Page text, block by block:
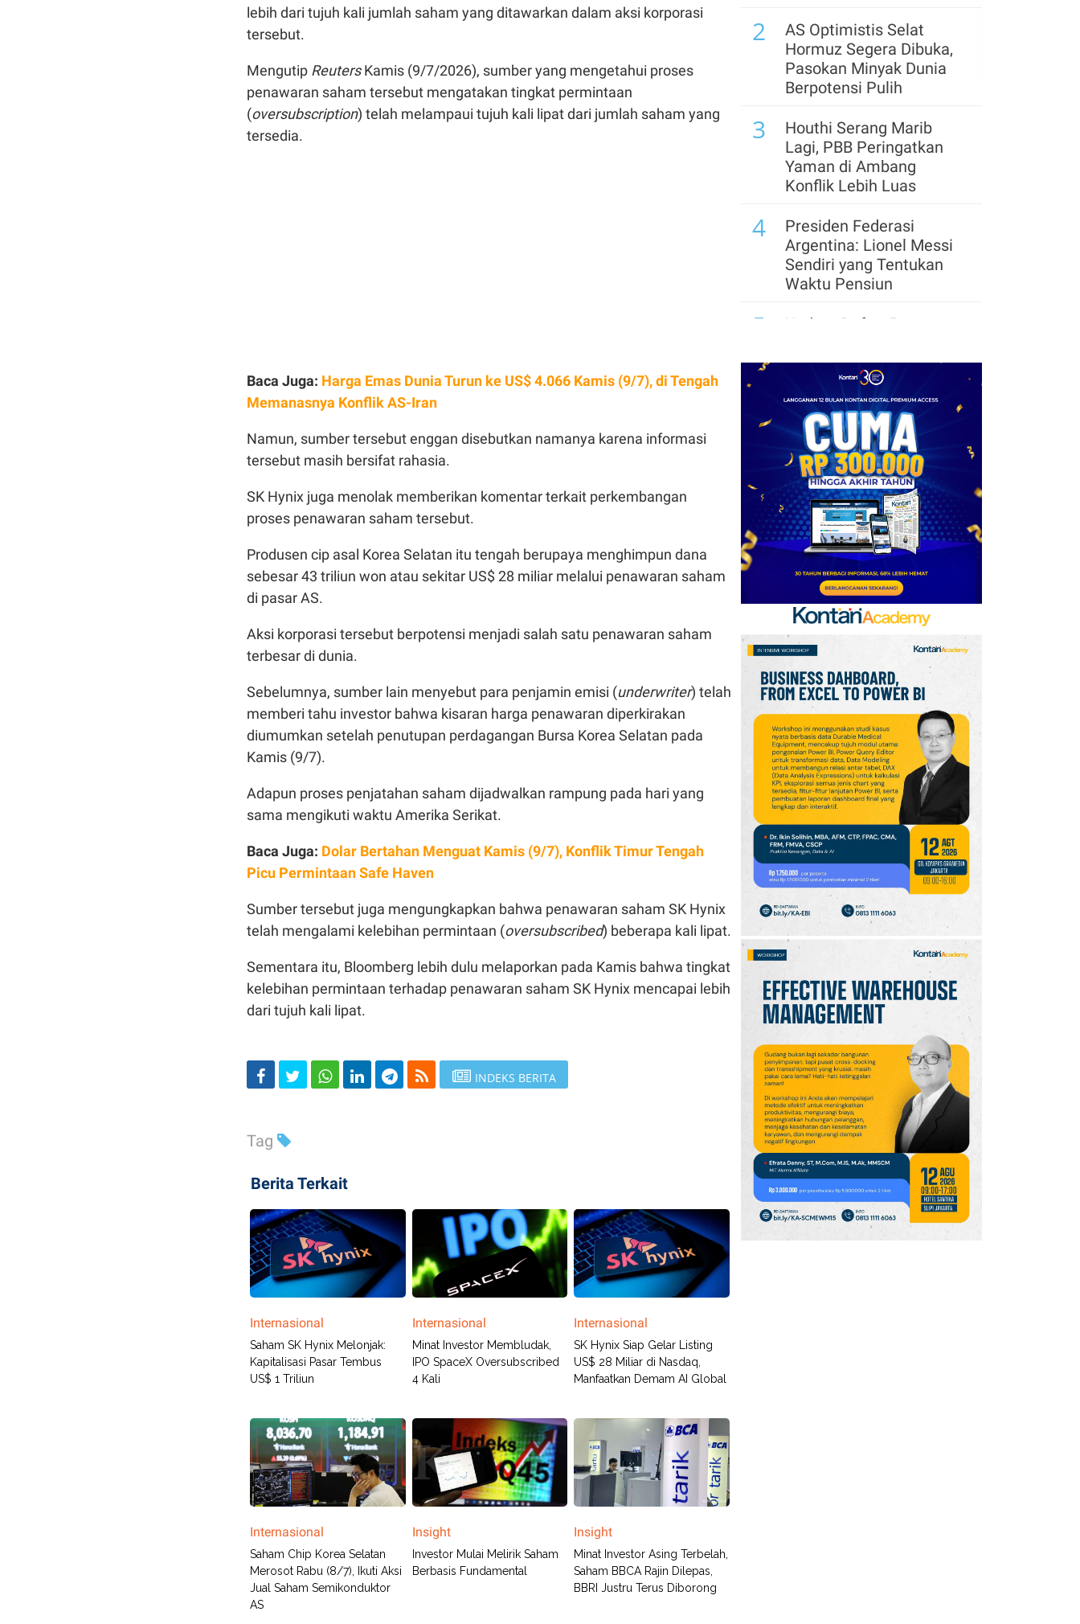
lebih dari tujuh kali jumlah saham yang ditawarkan dalam aksi korporasi
tersebut.
Mengutip ReutersKamis (9/7/2026), sumber yang mengetahui proses
penawaran saham tersebut mengatakan tingkat permintaan
(oversubscription) telah melampaui tujuh kali lipat dari jumlah saham yang
tersedia.
Baca Juga: Harga Emas Dunia Turun ke US$ 4.066 Kamis (9/7), di Tengah
Memanasnya Konflik AS-Iran
Namun, sumber tersebut enggan disebutkan namanya karena informasi
tersebut masih bersifat rahasia.
SK Hynix juga menolak memberikan komentar terkait perkembangan
proses penawaran saham tersebut.
Produsen cip asal Korea Selatan itu tengah berupaya menghimpun dana
sebesar 43 triliun won atau sekitar US$ 28 miliar melalui penawaran saham
di pasar AS.
Aksi korporasi tersebut berpotensi menjadi salah satu penawaran saham
terbesar di dunia.
Sebelumnya, sumber lain menyebut para penjamin emisi (underwriter) telah
memberi tahu investor bahwa kisaran harga penawaran diperkirakan
diumumkan setelah penutupan perdagangan Bursa Korea Selatan pada
Kamis (9/7).
Adapun proses penjatahan saham dijadwalkan rampung pada hari yang
sama mengikuti waktu Amerika Serikat.
Baca Juga: Dolar Bertahan Menguat Kamis (9/7), Konflik Timur Tengah
Picu Permintaan Safe Haven
Sumber tersebut juga mengungkapkan bahwa penawaran saham SK Hynix
telah mengalami kelebihan permintaan (oversubscribed) beberapa kali lipat.
Sementara itu, Bloomberg lebih dulu melaporkan pada Kamis bahwa tingkat
kelebihan permintaan terhadap penawaran saham SK Hynix mencapai lebih
dari tujuh kali lipat.
INDEKS BERITA
Tag
Berita Terkait
Internasional
Saham SK Hynix Melonjak:
Kapitalisasi Pasar Tembus
US$ 1 Triliun
Internasional
Minat Investor Membludak,
IPO SpaceX Oversubscribed
4 Kali
Internasional
SK Hynix Siap Gelar Listing
US$ 28 Miliar di Nasdaq,
Manfaatkan Demam AI Global
Internasional
Saham Chip Korea Selatan
Merosot Rabu (8/7), Ikuti Aksi
Jual Saham Semikonduktor
AS
Insight
Investor Mulai Melirik Saham
Berbasis Fundamental
Insight
Minat Investor Asing Terbelah,
Saham BBCA Rajin Dilepas,
BBRI Justru Terus Diborong
2
AS Optimistis Selat
Hormuz Segera Dibuka,
Pasokan Minyak Dunia
Berpotensi Pulih
3
Houthi Serang Marib
Lagi, PBB Peringatkan
Yaman di Ambang
Konflik Lebih Luas
4
Presiden Federasi
Argentina: Lionel Messi
Sendiri yang Tentukan
Waktu Pensiun
5
Update Daftar Paspor
Singapura Masih yang
6
Pemerintah Trump
Siapkan US$ 3 Miliar
untuk Proyek Mineral
Strategis AS
7
Eropa Barat Kembali
Jadi Kawasan Paling
Layak Huni di Dunia, Asia
Terus Membaik
OpenAI Temukan Risiko
Siber Kritis pada Model
AI Astra, Perketat
Pengamanan
9
Presiden FIFA Infantino
Digoyang, Indonesia Pilih
Dukung & UEFA Tetap
Ancam Boikot
10 Dolar AS Tertekan, Data
Jobs Lemah Pangkas
Ekspektasi Kenaikan
Suku Bunga The Fed